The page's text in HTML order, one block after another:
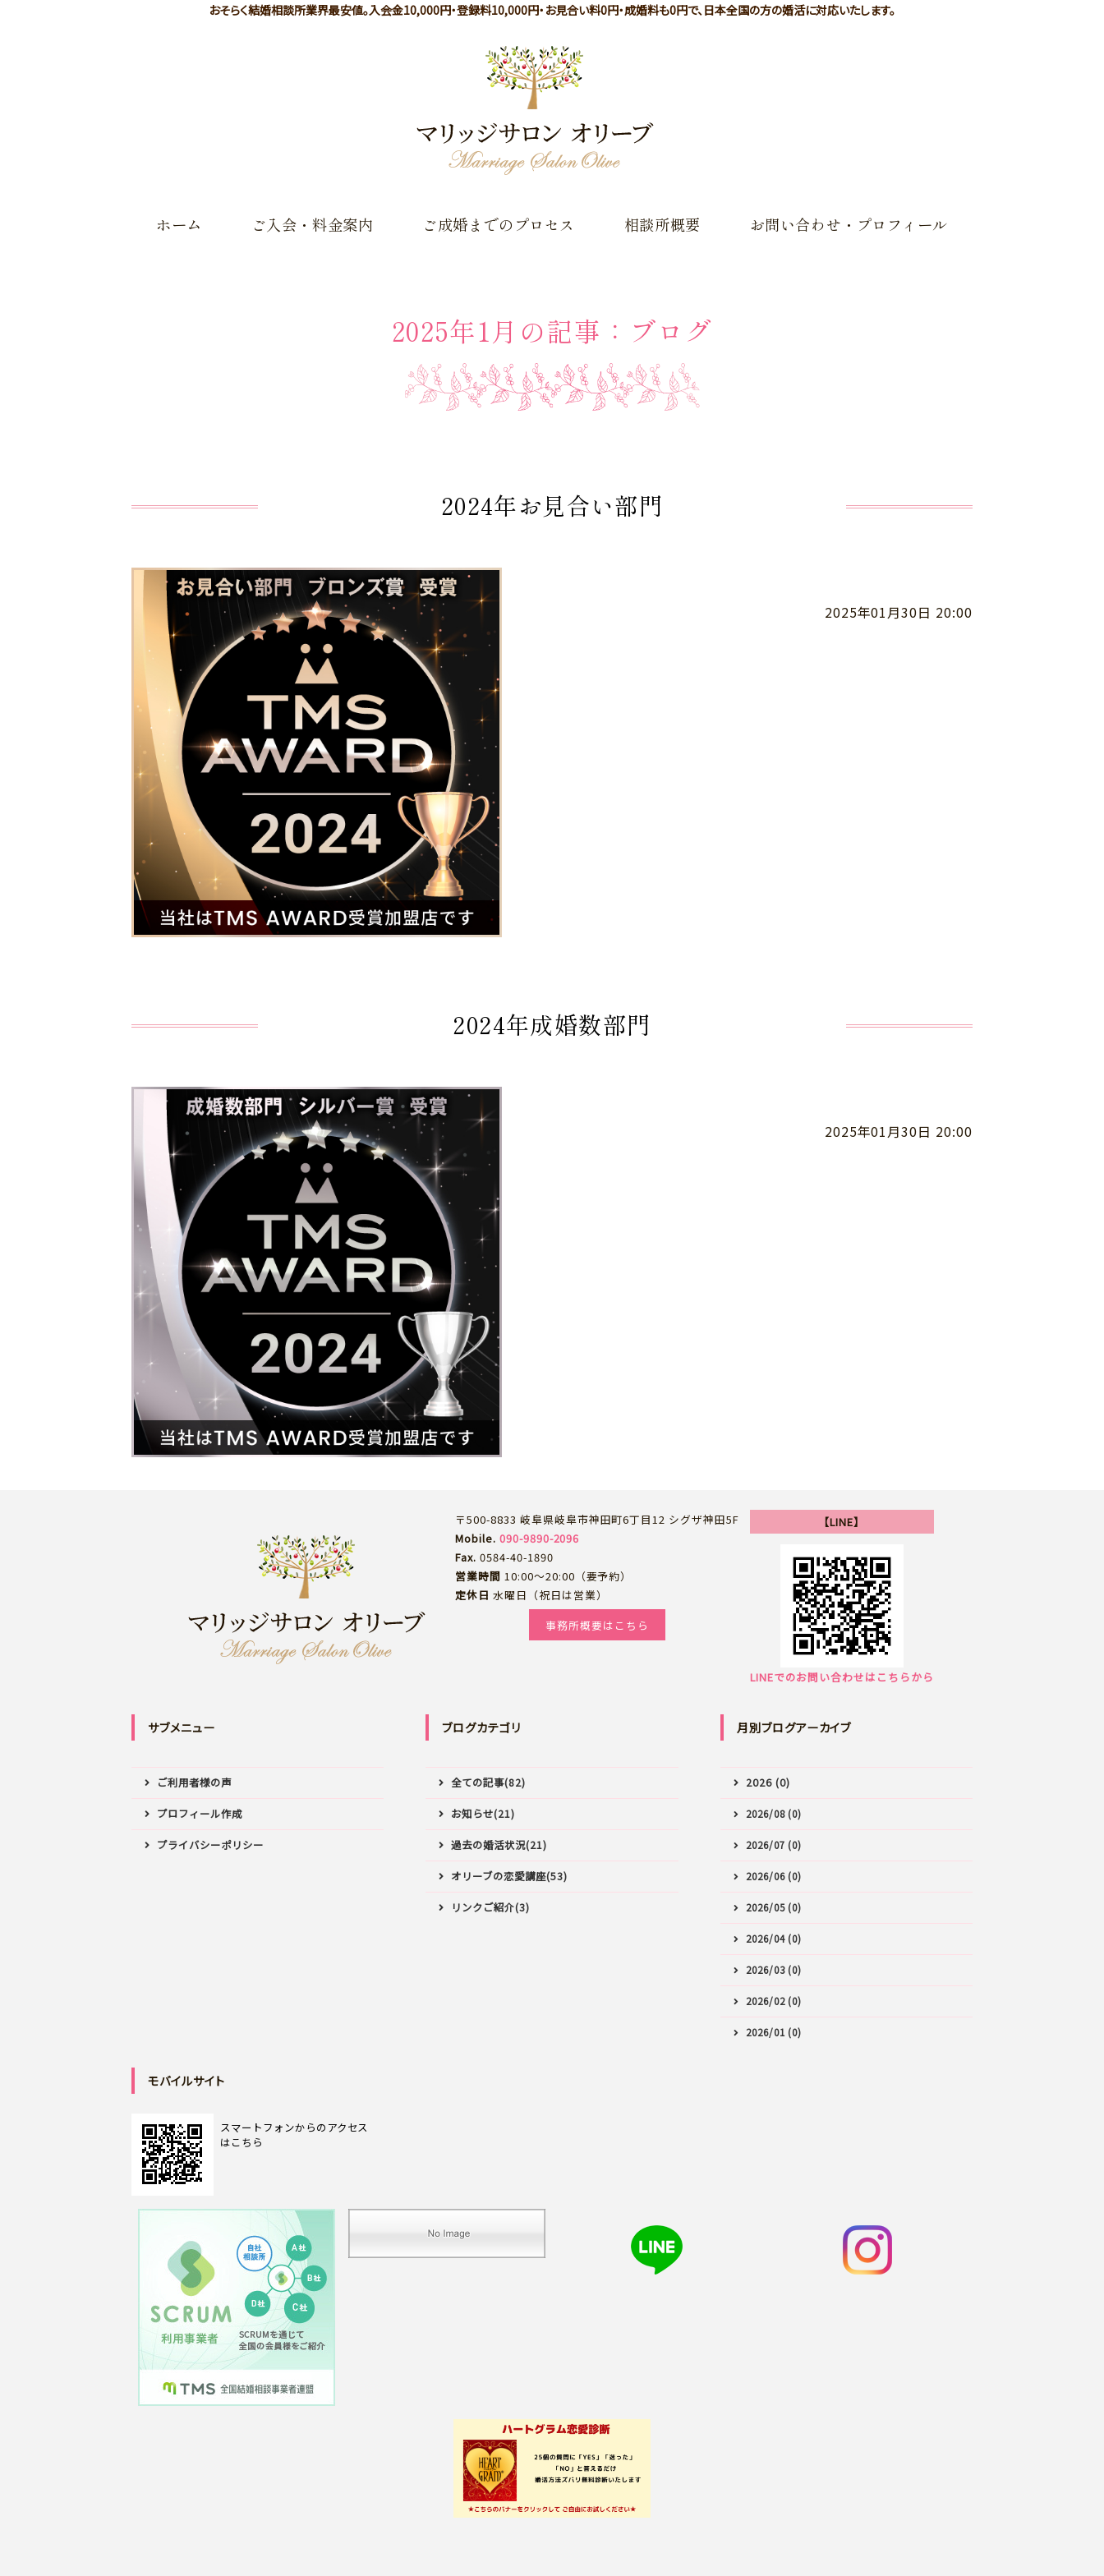
おそらく結婚相談所業界最安値。入会金10,000円・登録料10,000円・お見合い料0円・成婚料も0円で、日本全国の方の婚活に対応いたします。
ホーム ご入会・料金案内 ご成婚までのプロセス 相談所概要 お問い合わせ・プロフィール
2025年1月の記事：ブログ
2024年お見合い部門
2025年01月30日 20:00
2024年成婚数部門
2025年01月30日 20:00
〒500-8833 岐阜県岐阜市神田町6丁目12 シグザ神田5F
Mobile. 090-9890-2096
Fax. 0584-40-1890
営業時間 10:00～20:00（要予約）
定休日 水曜日（祝日は営業）
事務所概要はこちら
【LINE】
LINEでのお問い合わせはこちらから
サブメニュー
ご利用者様の声
プロフィール作成
プライバシーポリシー
ブログカテゴリ
全ての記事(82)
お知らせ(21)
過去の婚活状況(21)
オリーブの恋愛講座(53)
リンクご紹介(3)
月別ブログアーカイブ
2026 (0)
2026/08 (0)
2026/07 (0)
2026/06 (0)
2026/05 (0)
2026/04 (0)
2026/03 (0)
2026/02 (0)
2026/01 (0)
モバイルサイト
スマートフォンからのアクセス
はこちら